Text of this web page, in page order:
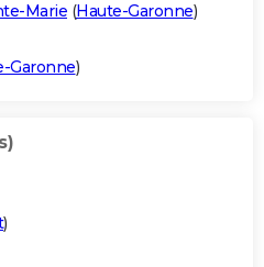
Marie (Haute-Garonne)
Garonne)
)